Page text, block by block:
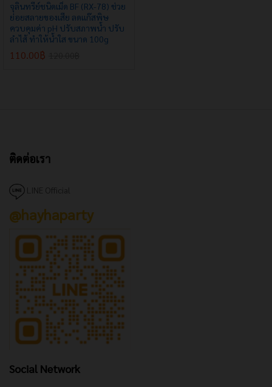
จุลินทรีย์ชนิดเม็ด BF (RX-78) ช่วย
ย่อยสลายของเสีย ลดแก๊สพิษ
ควบคุมค่า pH ปรับสภาพน้ำ ปรับ
ลำไส้ ทำให้น้ำใส ขนาด 100g
110.00฿
ติดต่อเรา
@hayhaparty
Social Network